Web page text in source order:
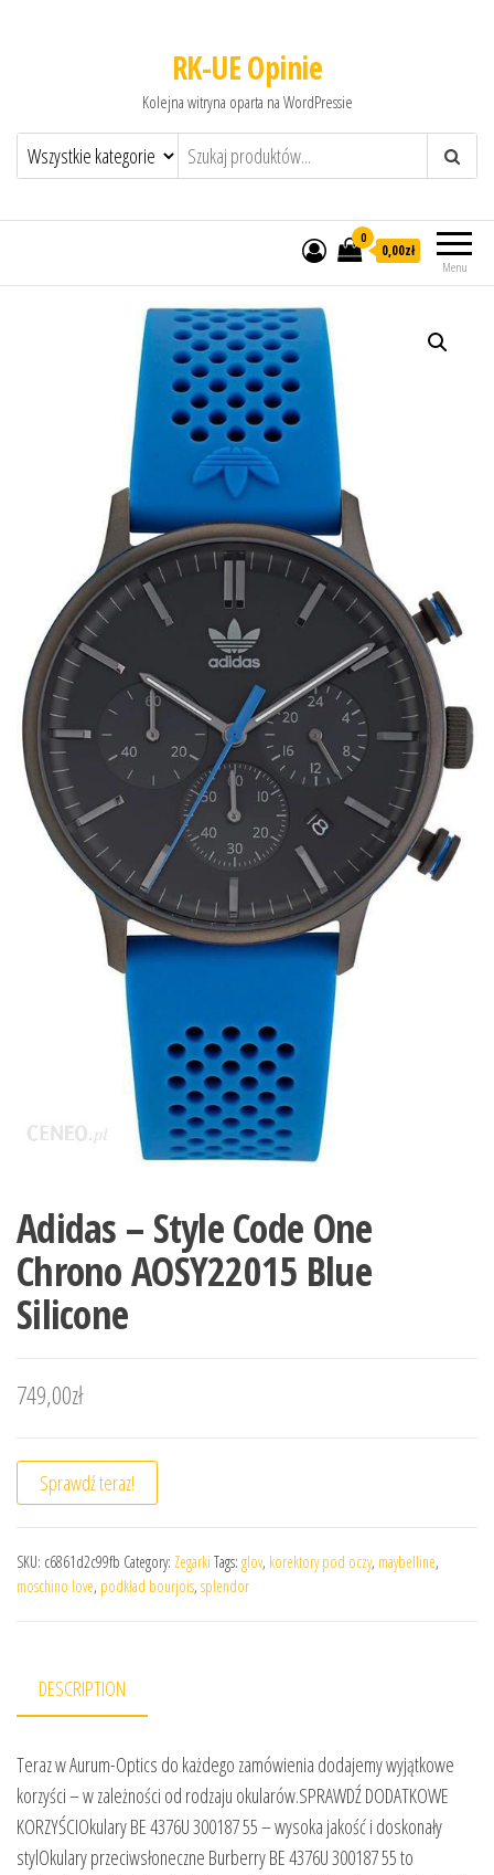
RK-UE Opinie
Kolejna witryna oparta na WordPressie
Menu
0
0,00zł
Adidas – Style Code One
Chrono AOSY22015 Blue
Silicone
749,00zł
Sprawdź teraz!
SKU: c6861d2c99fb Category: Zegarki Tags: glov, korektory pod oczy, maybelline,
moschino love, podkład bourjois, splendor
DESCRIPTION
Teraz w Aurum-Optics do każdego zamówienia dodajemy wyjątkowe
korzyści – w zależności od rodzaju okularów.SPRAWDŹ DODATKOWE
KORZYŚCIOkulary BE 4376U 300187 55 – wysoka jakość i doskonały
stylOkulary przeciwsłoneczne Burberry BE 4376U 300187 55 to